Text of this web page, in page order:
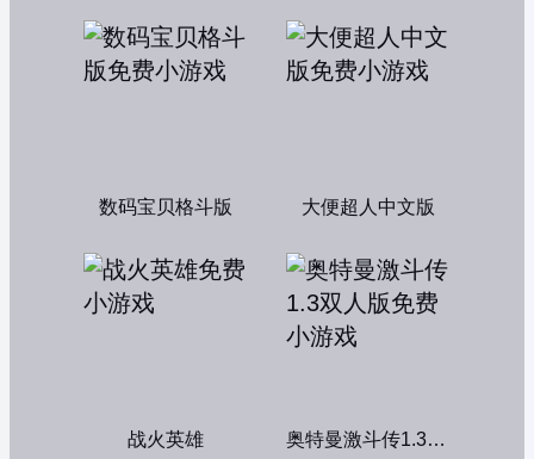
数码宝贝格斗版 大便超人中文版
战火英雄 奥特曼激斗传1.3双人版